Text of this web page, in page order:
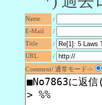
Name
/
E-Mail
/
Title
/
URL
/
Comment/ 通常モード->